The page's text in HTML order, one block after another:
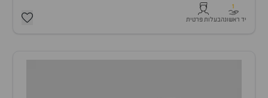
1
יד ראשונהבעלות פרטית